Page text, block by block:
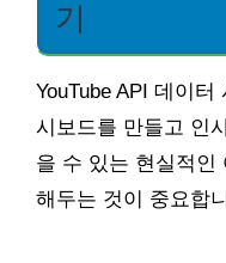
기
YouTube API 데이
시보드를 만들고 인
을 수 있는 현실적인
해두는 것이 중요합